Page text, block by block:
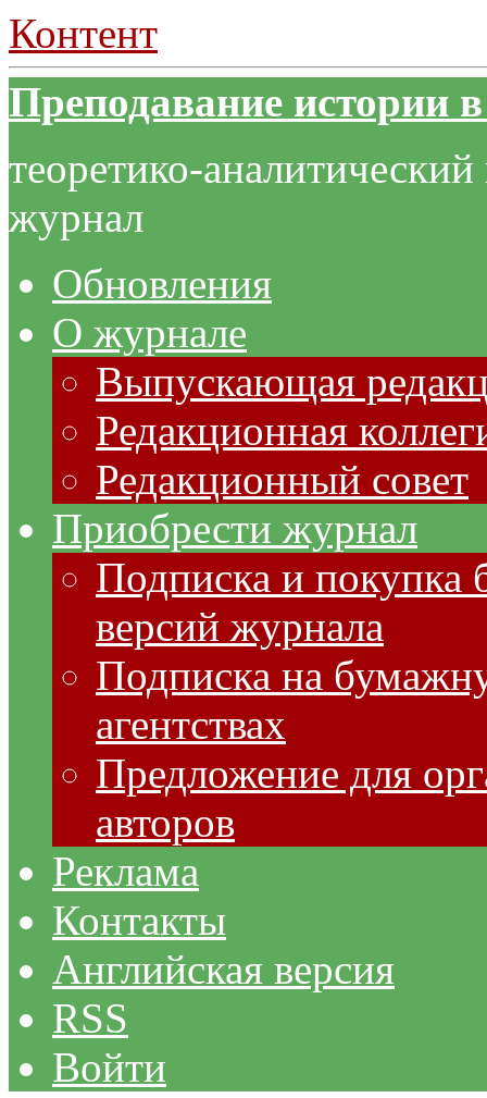
Контент
Преподавание истории
теоретико-
журнал
Обновления
О журнале
Выпускающая
Редакционная
Редакционный совет
Приобрести журнал
Подписка и покупка
версий журнала
Подписка на
агентствах
Предложение для
авторов
Реклама
Контакты
Английская версия
RSS
Войти